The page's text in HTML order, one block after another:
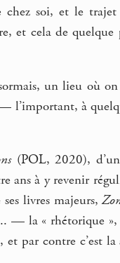
soi, et le
et cela de
un lieu où
l’important, à
(POL, 2020),
ans à y revenir
livres majeurs,
— la « rhétorique »,
par contre c’est